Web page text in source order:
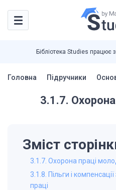
Бібліотека Studies працює
Головна Підручники
3.1.7.
Зміст
3.1.7. Охорона праці
3.1.8. Пільги і
праці